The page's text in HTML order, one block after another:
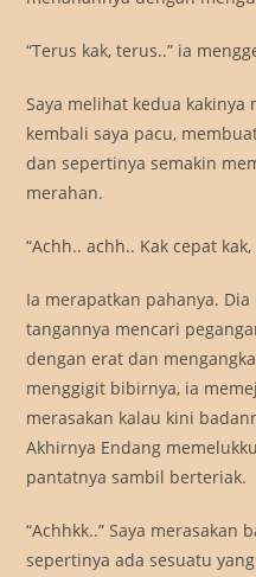
“Terus kak, terus..” ia
Saya melihat kedua kakinya
kembali saya pacu,
dan sepertinya semakin
merahan.
“Achh.. achh.. Kak cepat
Ia merapatkan pahanya.
tangannya mencari
dengan erat dan
menggigit bibirnya, ia
merasakan kalau kini
Akhirnya Endang
pantatnya sambil berteriak.
“Achhkk..” Saya merasakan
sepertinya ada sesuatu